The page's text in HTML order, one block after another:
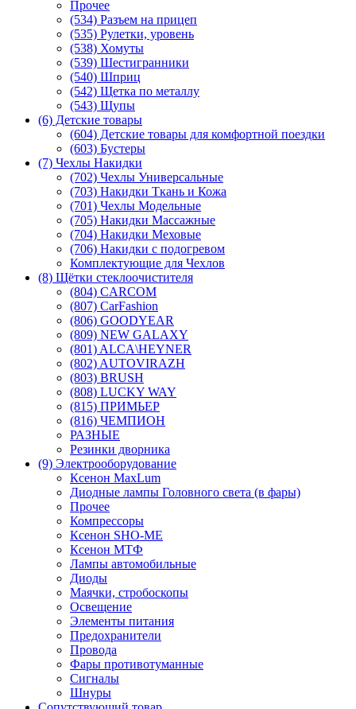
Прочее
(534) Разъем на прицеп
(535) Рулетки, уровень
(538) Хомуты
(539) Шестигранники
(540) Шприц
(542) Щетка по металлу
(543) Щупы
(6) Детские товары
(604) Детские товары для комфортной поездки
(603) Бустеры
(7) Чехлы Накидки
(702) Чехлы Универсальные
(703) Накидки Ткань и Кожа
(701) Чехлы Модельные
(705) Накидки Массажные
(704) Накидки Меховые
(706) Накидки с подогревом
Комплектующие для Чехлов
(8) Щётки стеклоочистителя
(804) CARCOM
(807) CarFashion
(806) GOODYEAR
(809) NEW GALAXY
(801) ALCA\HEYNER
(802) AUTOVIRAZH
(803) BRUSH
(808) LUCKY WAY
(815) ПРИМЬЕР
(816) ЧЕМПИОН
РАЗНЫЕ
Резинки дворника
(9) Электрооборудование
Ксенон MaxLum
Диодные лампы Головного света (в фары)
Прочее
Компрессоры
Ксенон SHO-ME
Ксенон МТФ
Лампы автомобильные
Диоды
Маячки, стробоскопы
Освещение
Элементы питания
Предохранители
Провода
Фары противотуманные
Сигналы
Шнуры